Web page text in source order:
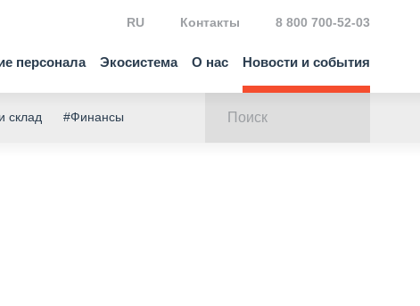
персонала Экосистема О нас Новости и события
RU Контакты 8 800 700-52-03
склад #Финансы